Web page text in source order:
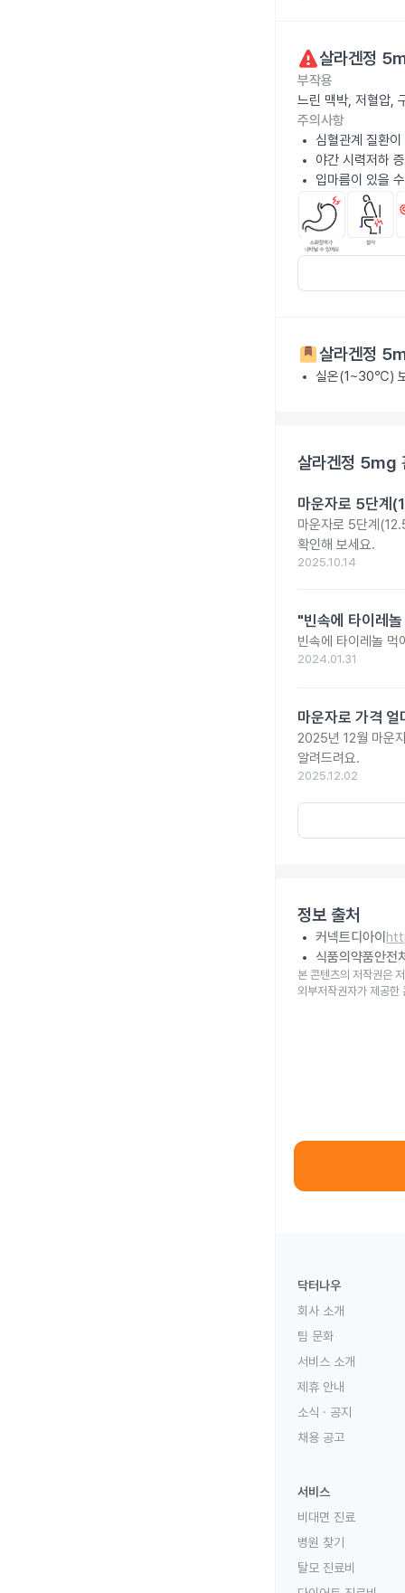
살라겐정
부작용
느린 맥박, 저혈압,
주의사항
심혈관계 질환
야간 시력저하
입마름이 있을
살라겐정
실온(1~30℃)
살라겐정 5mg
마운자로 5단계
마운자로 5단계
확인해 보세요.
2025.10.14
"빈속에 타이레
빈속에 타이레놀 먹
2024.01.31
마운자로 가격
2025년 12월 마운
알려드려요.
2025.12.02
정보 출처
커넥트디아이
식품의약품안전
본 콘텐츠의 저작권은
외부저작권자가 제공한
닥터나우
회사 소개
팀 문화
서비스 소개
제휴 안내
소식 · 공지
채용 공고
서비스
비대면 진료
병원 찾기
탈모 진료비